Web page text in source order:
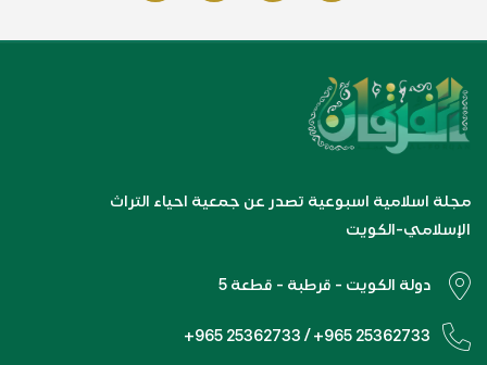
مجلة اسلامية اسبوعية تصدر عن جمعية احياء التراث
الإسلامي-الكويت
دولة الكويت - قرطبة - قطعة 5
+965 25362733 / +965 25362733